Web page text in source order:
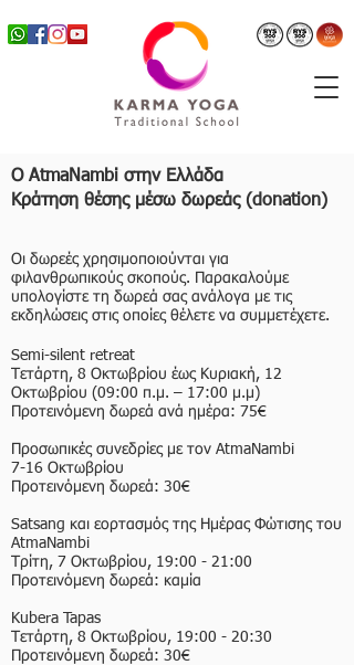
Ο AtmaNambi στην Ελλάδα
Κράτηση θέσης μέσω δωρεάς (donation)
Οι δωρεές χρησιμοποιούνται για
φιλανθρωπικούς σκοπούς.
Παρακαλούμε
υπολογίστε τη δωρεά σας ανάλογα με τις
εκδηλώσεις στις οποίες θέλετε να συμμετέχετε.
​Semi-silent retreat
Τετάρτη, 8 Οκτωβρίου έως Κυριακή, 12
Οκτωβρίου (09:00 π.μ. – 17:00 μ.μ)
Προτεινόμενη δωρεά ανά ημέρα: 75€
Προσωπικές συνεδρίες με τον AtmaNambi
7-16 Οκτωβρίου​
Προτεινόμενη δωρεά: 30€
Satsang και εορτασμός της Ημέρας Φώτισης του
AtmaNambi
Τρίτη, 7 Οκτωβρίου, 19:00 - 21:00
Προτεινόμενη δωρεά: καμία
Kubera Tapas
Τετάρτη, 8 Οκτωβρίου, 19:00 - 20:30
Προτεινόμενη δωρεά: 30€